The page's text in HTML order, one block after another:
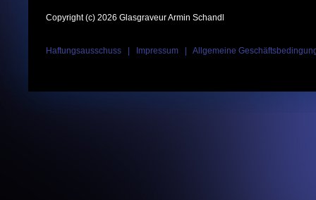
Copyright (c) 2026 Glasgraveur Armin Schandl
Haftungsausschuss Impressum Allgemeine